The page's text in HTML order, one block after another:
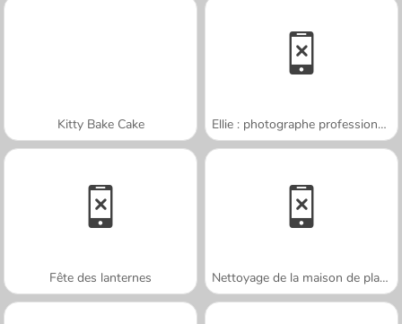
Kitty Bake Cake Ellie : photographe professionnelle
Fête des lanternes Nettoyage de la maison de plage